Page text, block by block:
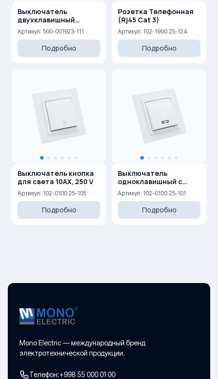
Выключатель
двухклавишный
проходной 10AX, 250 V
Артикул: 500-001923-111
Подробно
Розетка Телефонная
(Rj45 Cat 3)
Артикул: 102-1900 25-124
Подробно
Выключатель кнопка
для света 10AX, 250 V
Артикул: 102-0100 25-105
Подробно
Выключатель
одноклавишный с
подсветкой 10AX, 250 V
Артикул: 102-0100 25-101
Подробно
Mono Electric — международный бренд
электротехнической продукции.
Телефон:+998 55 000 01 00